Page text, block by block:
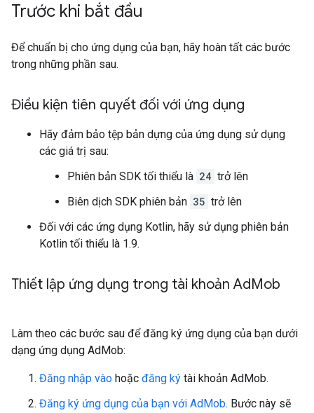
Trước khi bắt đầu
Để chuẩn bị cho ứng dụng của bạn, hãy hoàn tất các bước
trong những phần sau.
Điều kiện tiên quyết đối với ứng dụng
Hãy đảm bảo tệp bản dựng của ứng dụng sử dụng
các giá trị sau:
Phiên bản SDK tối thiểu là 24 trở lên
Biên dịch SDK phiên bản 35 trở lên
Đối với các ứng dụng Kotlin, hãy sử dụng phiên bản
Kotlin tối thiểu là 1.9.
Thiết lập ứng dụng trong tài khoản AdMob
Làm theo các bước sau để đăng ký ứng dụng của bạn dưới
dạng ứng dụng AdMob:
Đăng nhập vào hoặc đăng ký tài khoản AdMob.
Đăng ký ứng dụng của bạn với AdMob. Bước này sẽ